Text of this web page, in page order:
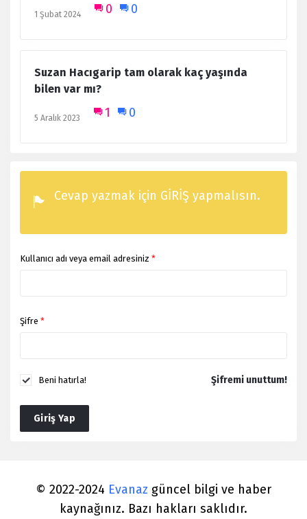
1 Şubat 2024 0 0
Suzan Hacıgarip tam olarak kaç yaşında
bilen var mı?
5 Aralık 2023 1 0
Cevap yazmak için GİRİŞ yapmalısın.
Kullanıcı adı veya email adresiniz *
Şifre *
Beni hatırla! Şifremi unuttum!
Giriş Yap
© 2022-2024 Evanaz güncel bilgi ve haber
kaynağınız. Bazı hakları saklıdır.